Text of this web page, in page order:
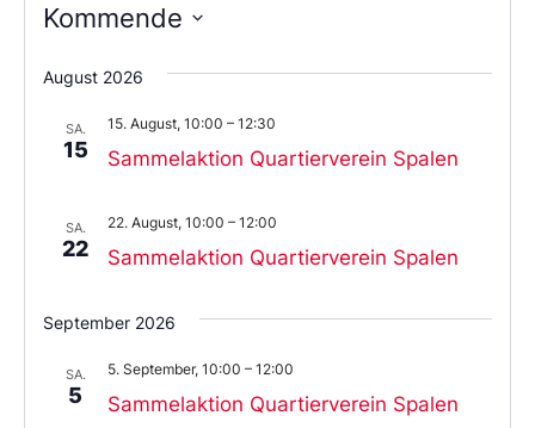
Kommende
Sie
das
aus.
August 2026
SA.
15 Sammelaktion Quartierverein Spalen
15. August, 10:00 – 12:30
SA.
22 Sammelaktion Quartierverein Spalen
22. August, 10:00 – 12:00
September 2026
SA.
5 Sammelaktion Quartierverein Spalen
5. September, 10:00 – 12:00